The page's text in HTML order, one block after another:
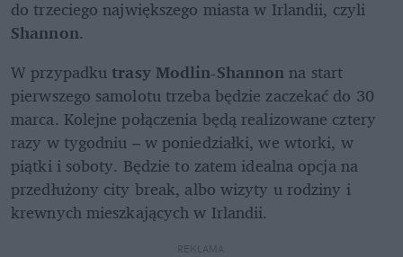
Shannon.
W przypadku trasy Modlin-Shannon na start
pierwszego samolotu trzeba będzie zaczekać do 30
marca. Kolejne połączenia będą realizowane cztery
razy w tygodniu – w poniedziałki, we wtorki, w
piątki i soboty. Będzie to zatem idealna opcja na
przedłużony city break, albo wizyty u rodziny i
krewnych mieszkających w Irlandii.
REKLAMA